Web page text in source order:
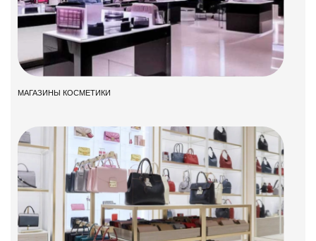
МАГАЗИНЫ КОСМЕТИКИ